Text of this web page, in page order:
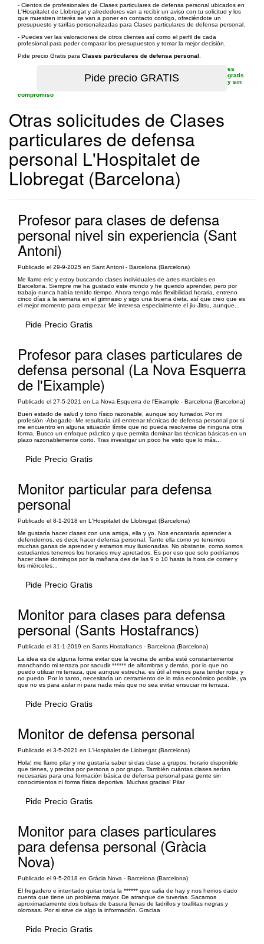
- Cientos de profesionales de Clases particulares de defensa personal ubicados en
L'Hospitalet de Llobregat y alrededores van a recibir un aviso con tu solicitud y los
que muestren interés se van a poner en contacto contigo, ofreciéndote un
presupuesto y tarifas personalizadas para Clases particulares de defensa personal.
- Puedes ver las valoraciones de otros clientes así como el perfil de cada
profesional para poder comparar los presupuestos y tomar la mejor decisión.
Pide precio Gratis para Clases particulares de defensa personal
es
gratis
y sin
compromiso
Otras solicitudes de Clases
particulares de defensa
personal L'Hospitalet de
Llobregat (Barcelona)
Profesor para clases de defensa
personal nivel sin experiencia (Sant
Antoni)
Publicado el 29-9-2025 en Sant Antoni - Barcelona (Barcelona)
Me llamo eric y estoy buscando clases individuales de artes marciales en
Barcelona. Siempre me ha gustado este mundo y he querido aprender, pero por
trabajo nunca había tenido tiempo. Ahora tengo más flexibilidad horaria, entreno
cinco días a la semana en el gimnasio y sigo una buena dieta, así que creo que es
el mejor momento para empezar. Me interesa especialmente el jiu-Jitsu, aunque...
Pide Precio Gratis
Profesor para clases particulares de
defensa personal (La Nova Esquerra
de l'Eixample)
Publicado el 27-5-2021 en La Nova Esquerra de l'Eixample - Barcelona (Barcelona)
Buen estado de salud y tono físico razonable, aunque soy fumador. Por mi
profesión -Abogado- Me resultaría útil entrenar técnicas de defensa personal por si
me encuentro en alguna situación límite que no pueda resolverse de ninguna otra
forma. Busco un enfoque práctico y que permita dominar las técnicas básicas en un
plazo razonablemente corto. Tras investigar un poco he visto que lo más...
Pide Precio Gratis
Monitor particular para defensa
personal
Publicado el 8-1-2018 en L'Hospitalet de Llobregat (Barcelona)
Me gustaría hacer clases con una amiga, ella y yo. Nos encantaría aprender a
defendernos, es decir, hacer defensa personal. Tanto ella como yo tenemos
muchas ganas de aprender y estamos muy ilusionadas. No obstante, como somos
estudiantes tenemos los horarios muy apretados. Es por eso que solo podríamos
hacer clase domingos por la mañana des de las 9 o 10 hasta la hora de comer y
los miércoles...
Pide Precio Gratis
Monitor para clases para defensa
personal (Sants Hostafrancs)
Publicado el 31-1-2019 en Sants Hostafrancs - Barcelona (Barcelona)
La idea es de alguna forma evitar que la vecina de arriba esté constantemente
manchando mi terraza por sacudir ****** de alfombras y demás, por lo que no
puedo utilizar mi terraza, que aunque estrecha, es útil al menos para tender ropa y
no puedo. Por lo tanto, necesitaría un cerramiento de lo más económico posible, ya
que no es para aislar ni para nada más que no sea evitar ensuciar mi terraza.
Pide Precio Gratis
Monitor de defensa personal
Publicado el 3-5-2021 en L'Hospitalet de Llobregat (Barcelona)
Hola! me llamo pilar y me gustaría saber si das clase a grupos, horario disponible
que tienes, y precios por persona o por grupo. También cuántas clases serían
necesarias para una formación básica de defensa personal para gente sin
conocimientos ni forma física deportiva. Muchas gracias! Pilar
Pide Precio Gratis
Monitor para clases particulares
para defensa personal (Gràcia
Nova)
Publicado el 9-5-2018 en Gràcia Nova - Barcelona (Barcelona)
El fregadero e intentado quitar toda la ****** que salia de hay y nos hemos dado
cuenta que tiene un problema mayor. De atranque de tuverias. Sacamos
aproximadamente dos bolsas de basura llenas de ladrillos y toallitas negras y
olorosas. Por si sirve de algo la información. Graciaa
Pide Precio Gratis